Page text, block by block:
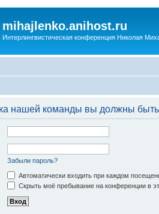
mihajlenko.anihost.ru
Интерлингвистическая конференция Николая
нашей команды вы должны
Забыли пароль?
Автоматически входить при каждом
Скрыть моё пребывание на конференции в